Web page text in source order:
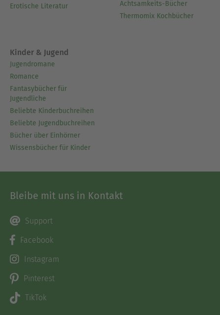
Erotische Literatur
Achtsamkeits-Bücher
Thermomix Kochbücher
Kinder & Jugend
Jugendromane
Romance
Fantasybücher für
Jugendliche
Beliebte Kinderbuchreihen
Beliebte Jugendbuchreihen
Bücher über Einhörner
Wissensbücher für Kinder
Bleibe mit uns in Kontakt
Support
Facebook
Instagram
Pinterest
TikTok